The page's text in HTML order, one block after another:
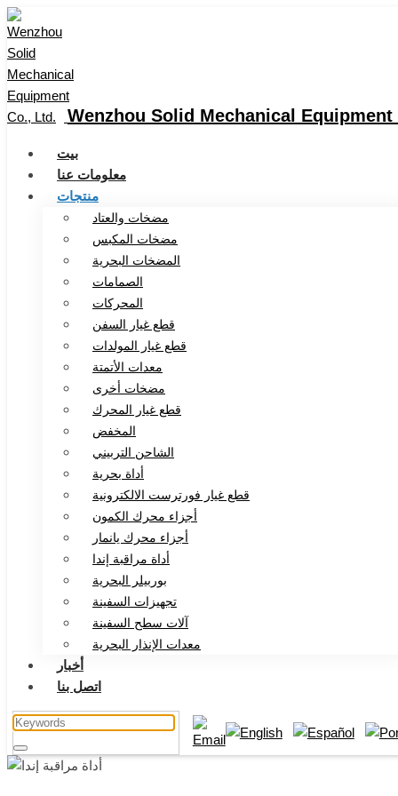
Wenzhou Solid Mechanical Equipment
بيت
معلومات عنا
منتجات
مضخات والعتاد
مضخات المكبس
المضخات البحرية
الصمامات
المحركات
قطع غيار السفن
قطع غيار المولدات
معدات الأتمتة
مضخات أخرى
قطع غيار المحرك
المخفض
الشاحن التربيني
أداة بحرية
قطع غيار فورترست الالكترونية
أجزاء محرك الكمون
أجزاء محرك يانمار
أداة مراقبة إندا
بوربيلر البحرية
تجهيزات السفينة
آلات سطح السفينة
معدات الإنذار البحرية
أخبار
اتصل بنا